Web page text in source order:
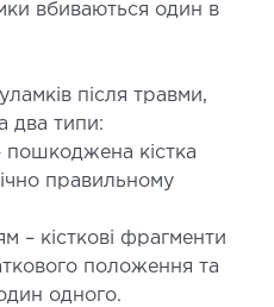
ПРОТОК
вбиваються один в
після травми,
два типи:
пошкоджена кістка
правильному
– кісткові фрагменти
положення та
одного.